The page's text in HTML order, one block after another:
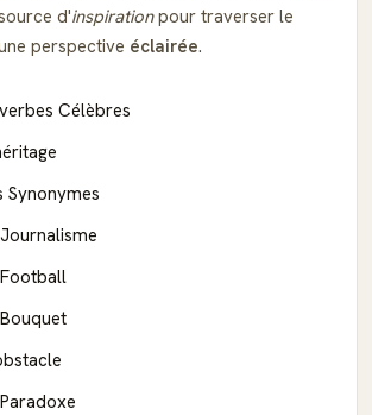
d'inspirationpour traverser le
perspective éclairée.
Célèbres
Synonymes